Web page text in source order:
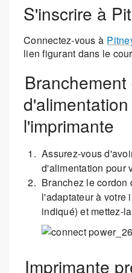
S'inscrire à
Connectez-vous à
lien figurant dans le
l'imprimante
Assurez-vous
d'alimentation pour
Branchez le cordon
l'adaptateur à votre
indiqué) et mettez-
Imprimante